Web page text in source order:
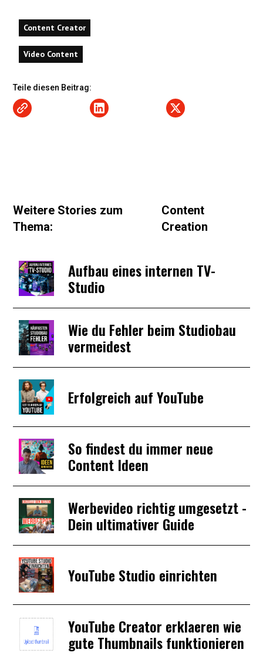
Content Creator
Video Content
Teile diesen Beitrag:
Weitere Stories zum
Thema:
Content
Creation
Aufbau eines internen TV-
Studio
Wie du Fehler beim Studiobau
vermeidest
Erfolgreich auf YouTube
So findest du immer neue
Content Ideen
Werbevideo richtig umgesetzt -
Dein ultimativer Guide
YouTube Studio einrichten
YouTube Creator erklaeren wie
gute Thumbnails funktionieren